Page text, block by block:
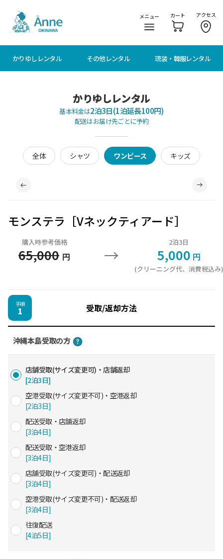
メニュー カート アクセス
かりゆしレンタル その他レンタル 琉装・韓服レンタル
かりゆしレンタル
基本料金は2泊3日(1泊延長100円)
配送はお届け先ごとに予約
全体 シャツ ワンピース キッズ
モンステラ［Vネックティアード］
購入時参考価格
65,000 円 →
2泊3日
5,000 円
(クリーニング代、消費税込み)
手順
1 受取/返却方法
沖縄本島受取の方
店舗受取(サイズ変更可)・店舗返却
[2泊3日]
空港受取(サイズ変更不可)・空港返却
[2泊3日]
配送受取・店舗返却
[3泊4日]
配送受取・空港返却
[3泊4日]
店舗受取(サイズ変更可)・配送返却
[3泊4日]
空港受取(サイズ変更不可)・配送返却
[3泊4日]
往復配送
[4泊5日]